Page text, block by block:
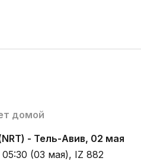
домой
- Тель-Авив, 02 мая
05:30 (03 мая), IZ 882